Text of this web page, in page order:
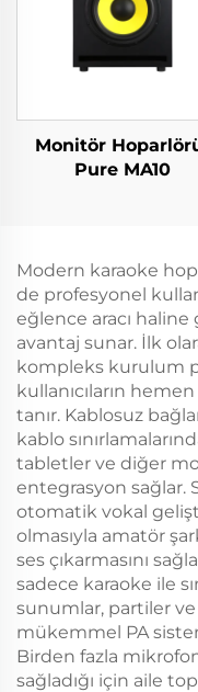
Monitör
Pure MA10
Modern karaoke
de profesyonel
eğlence aracı
avantaj sunar. İlk
kompleks kurulum
kullanıcıların
tanır. Kablosuz
kablo
tabletler ve diğer
entegrasyon sağlar.
otomatik vokal
olmasıyla amatör
ses çıkarmasını
sadece karaoke ile
sunumlar, partiler
mükemmel PA
Birden fazla
sağladığı için aile